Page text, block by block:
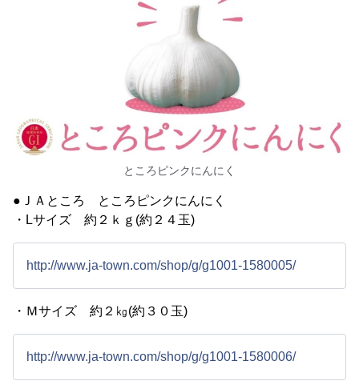
ところピンクにんにく
●ＪＡところ ところピンクにんにく
・Lサイズ 約２ｋｇ(約２４玉)
http://www.ja-town.com/shop/g/g1001-1580005/
・Ｍサイズ 約２㎏(約３０玉)
http://www.ja-town.com/shop/g/g1001-1580006/